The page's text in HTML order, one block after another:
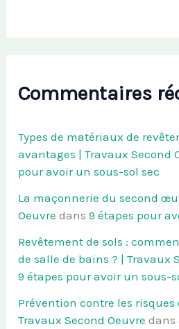
Commentaires
Types de matériaux de
avantages | Travaux Second
pour avoir un sous-sol sec
La maçonnerie du second
Oeuvre dans9 étapes pour
Revêtement de sols :
de salle de bains ? | Travaux
9 étapes pour avoir un sous-
Prévention contre les
Travaux Second Oeuvre dans